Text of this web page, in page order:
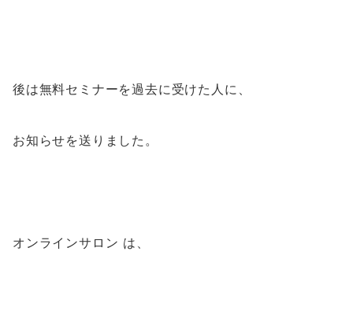
後は無料セミナーを過去に受けた人に、
お知らせを送りました。
オンラインサロン は、